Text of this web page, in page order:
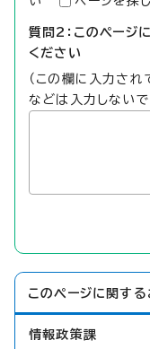
質問2：このページ
ください
（この欄に入力され
などは入力しないで
このページに関する
情報政策課